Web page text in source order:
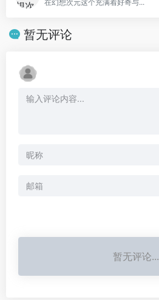
在幻想次元这个充满着好奇与...
暂无评论
暂无评论...